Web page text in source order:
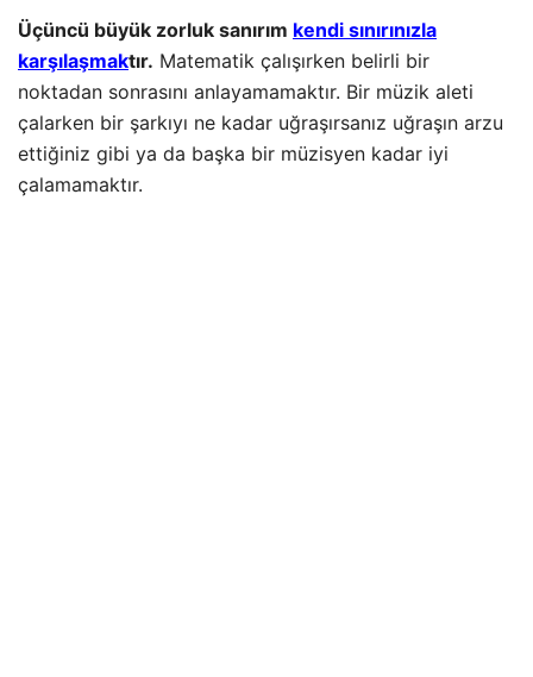
Üçüncü büyük zorluk sanırım kendi sınırınızla
karşılaşmaktır. Matematik çalışırken belirli bir
noktadan sonrasını anlayamamaktır. Bir müzik aleti
çalarken bir şarkıyı ne kadar uğraşırsanız uğraşın arzu
ettiğiniz gibi ya da başka bir müzisyen kadar iyi
çalamamaktır.